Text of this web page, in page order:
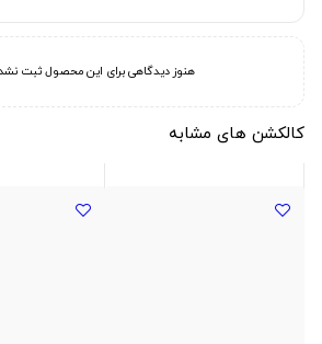
هنوز دیدگاهی برای این محصول ثبت
کالکشن های مشابه